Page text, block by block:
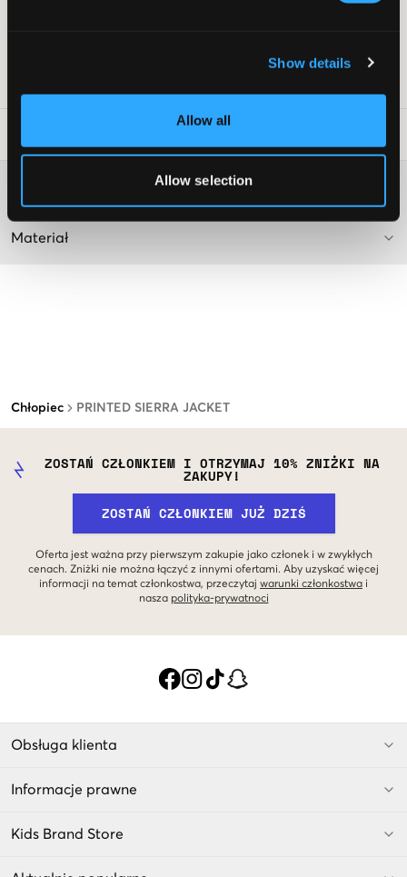
Show details
Allow all
Allow selection
Chłopiec PRINTED SIERRA JACKET
Więcej informacji na temat instrukcji prania
Materiał
ZOSTAŃ CZŁONKIEM I OTRZYMAJ 10% ZNIŻKI NA
ZAKUPY!
ZOSTAŃ CZŁONKIEM JUŻ DZIŚ
Oferta jest ważna przy pierwszym zakupie jako członek i w zwykłych
cenach. Zniżki nie można łączyć z innymi ofertami. Aby uzyskać więcej
informacji na temat członkostwa, przeczytaj warunki członkostwa i
nasza polityka-prywatnoci
Obsługa klienta
Informacje prawne
Kids Brand Store